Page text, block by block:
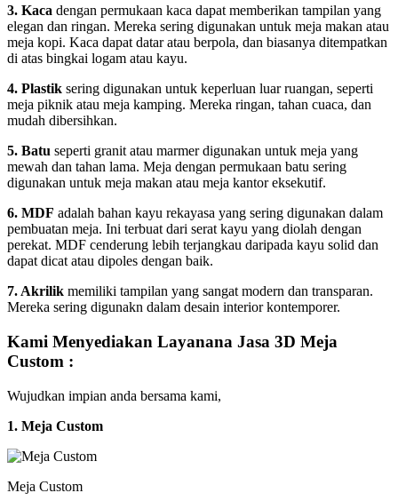
3. Kaca dengan permukaan kaca dapat memberikan tampilan yang
elegan dan ringan. Mereka sering digunakan untuk meja makan atau
meja kopi. Kaca dapat datar atau berpola, dan biasanya ditempatkan
di atas bingkai logam atau kayu.
4. Plastik sering digunakan untuk keperluan luar ruangan, seperti
meja piknik atau meja kamping. Mereka ringan, tahan cuaca, dan
mudah dibersihkan.
5. Batu seperti granit atau marmer digunakan untuk meja yang
mewah dan tahan lama. Meja dengan permukaan batu sering
digunakan untuk meja makan atau meja kantor eksekutif.
6. MDF adalah bahan kayu rekayasa yang sering digunakan dalam
pembuatan meja. Ini terbuat dari serat kayu yang diolah dengan
perekat. MDF cenderung lebih terjangkau daripada kayu solid dan
dapat dicat atau dipoles dengan baik.
7. Akrilik memiliki tampilan yang sangat modern dan transparan.
Mereka sering digunakn dalam desain interior kontemporer.
Kami Menyediakan Layanana Jasa 3D Meja
Custom :
Wujudkan impian anda bersama kami,
1. Meja Custom
Meja Custom